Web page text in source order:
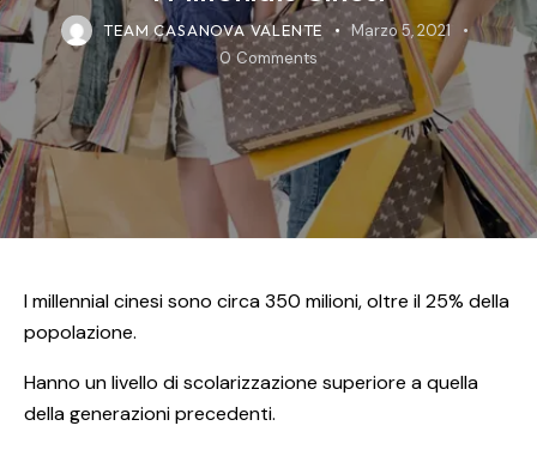
TEAM CASANOVA VALENTE
Marzo 5, 2021
0 Comments
I millennial cinesi sono circa 350 milioni, oltre il 25% della
popolazione.
Hanno un livello di scolarizzazione superiore a quella
della generazioni precedenti.